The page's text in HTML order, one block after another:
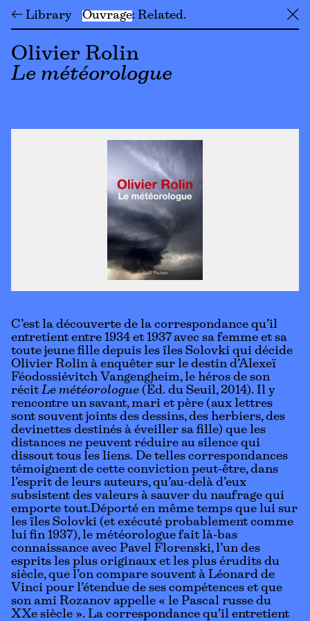
← Library Ouvrage Related ╳
Olivier Rolin
Le météorologue
C’est la découverte de la correspondance qu’il
entretient entre 1934 et 1937 avec sa femme et sa
toute jeune fille depuis les îles Solovki qui décide
Olivier Rolin à enquêter sur le destin d’Alexeï
Féodossiévitch Vangengheim, le héros de son
récit Le météorologue (Éd. du Seuil, 2014). Il y
rencontre un savant, mari et père (aux lettres
sont souvent joints des dessins, des herbiers, des
devinettes destinés à éveiller sa fille) que les
distances ne peuvent réduire au silence qui
dissout tous les liens. De telles correspondances
témoignent de cette conviction peut-être, dans
l’esprit de leurs auteurs, qu’au-delà d’eux
subsistent des valeurs à sauver du naufrage qui
emporte tout.Déporté en même temps que lui sur
les îles Solovki (et exécuté probablement comme
lui fin 1937), le météorologue fait là-bas
connaissance avec Pavel Florenski, l’un des
esprits les plus originaux et les plus érudits du
siècle, que l’on compare souvent à Léonard de
Vinci pour l’étendue de ses compétences et que
son ami Rozanov appelle « le Pascal russe du
XXe siècle ». La correspondance qu’il entretient